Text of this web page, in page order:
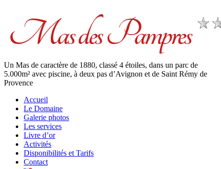
Un Mas de caractère de 1880, classé 4 étoiles, dans un parc de
5.000m² avec piscine, à deux pas d’Avignon et de Saint Rémy de
Provence
Accueil
Le Domaine
Galerie photos
Les services
Livre d’or
Activités
Disponibilités et Tarifs
Contact